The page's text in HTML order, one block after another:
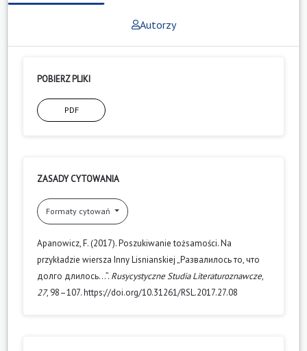
Autorzy
POBIERZ PLIKI
PDF
ZASADY CYTOWANIA
Formaty cytowań
Apanowicz, F. (2017). Poszukiwanie tożsamości. Na
przykładzie wiersza Inny Lisnianskiej „Развалилось то, что
долго длилось…”. Rusycystyczne Studia Literaturoznawcze,
27, 98–107. https://doi.org/10.31261/RSL.2017.27.08